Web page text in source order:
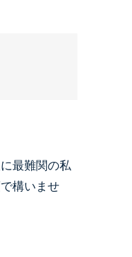
最難関の私
構いませ